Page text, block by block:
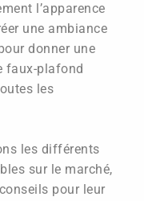
l’apparence
une ambiance
donner une
faux-plafond
les
les différents
sur le marché,
pour leur